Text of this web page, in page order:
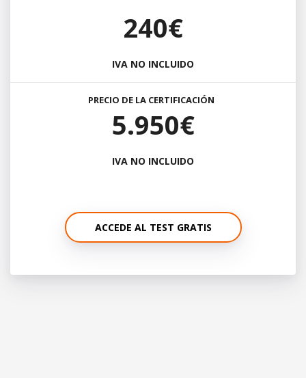
240€
IVA NO INCLUIDO
PRECIO DE LA CERTIFICACIÓN
5.950€
IVA NO INCLUIDO
ACCEDE AL TEST GRATIS